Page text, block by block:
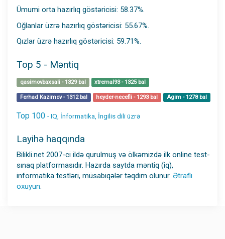
Ümumi orta hazırlıq göstəricisi: 58.37%.
Oğlanlar üzrə hazırlıq göstəricisi: 55.67%.
Qızlar üzrə hazırlıq göstəricisi: 59.71%.
Top 5 - Məntiq
qasimovbaxsali - 1329 bal xtremal93 - 1325 bal
Ferhad Kazimov - 1312 bal heyder-necefli - 1293 bal Agim - 1278 bal
Top 100 - IQ, İnformatika, İngilis dili üzrə
Layihə haqqında
Bilikli.net 2007-ci ildə qurulmuş və ölkəmizdə ilk online test-
sınaq platformasıdır. Hazırda saytda məntiq (iq),
informatika testləri, müsabiqələr təqdim olunur. Ətraflı
oxuyun